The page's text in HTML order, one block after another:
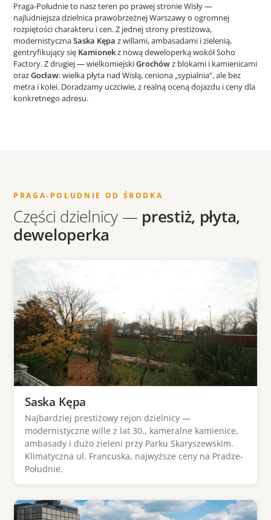
Praga-Południe to nasz teren po prawej stronie Wisły —
najludniejsza dzielnica prawobrzeżnej Warszawy o ogromnej
rozpiętości charakteru i cen. Z jednej strony prestiżowa,
modernistycznaSaska Kępa z willami, ambasadami i zielenią,
gentryfikujący się Kamionekz nową deweloperką wokół Soho
Factory. Z drugiej — wielkomiejskiGrochówz blokami i kamienicami
orazGocław: wielka płyta nad Wisłą, ceniona „sypialnia”, ale bez
metra i kolei. Doradzamy uczciwie, z realną oceną dojazdu i ceny dla
konkretnego adresu.
PRAGA-POŁUDNIE OD ŚRODKA
Części dzielnicy — prestiż, płyta,
deweloperka
Saska Kępa
Najbardziej prestiżowy rejon dzielnicy —
modernistyczne wille z lat 30., kameralne kamienice,
ambasady i dużo zieleni przy Parku Skaryszewskim.
Klimatyczna ul. Francuska, najwyższe ceny na Pradze-
Południe.